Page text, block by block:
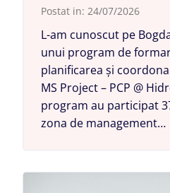
Postat in: 24/07/2026
L-am cunoscut pe
unui program de
planificarea și
MS Project – PCP @
program au participat
zona de management…